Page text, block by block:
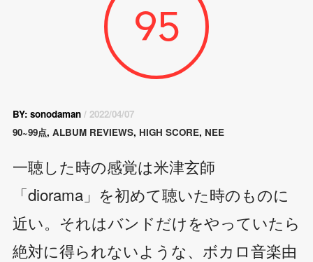
95
BY: sonodaman/ 2022/04/07
90~99点, ALBUM REVIEWS, HIGH SCORE, NEE
一聴した時の感覚は米津玄師
「diorama」を初めて聴いた時のものに
近い。それはバンドだけをやっていたら
絶対に得られないような、ボカロ音楽由